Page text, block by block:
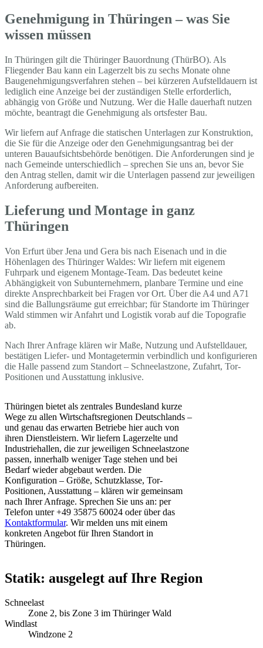
Genehmigung in Thüringen – was Sie
wissen müssen
In Thüringen gilt die Thüringer Bauordnung (ThürBO). Als
Fliegender Bau kann ein Lagerzelt bis zu sechs Monate ohne
Baugenehmigungsverfahren stehen – bei kürzeren Aufstelldauern ist
lediglich eine Anzeige bei der zuständigen Stelle erforderlich,
abhängig von Größe und Nutzung. Wer die Halle dauerhaft nutzen
möchte, beantragt die Genehmigung als ortsfester Bau.
Wir liefern auf Anfrage die statischen Unterlagen zur Konstruktion,
die Sie für die Anzeige oder den Genehmigungsantrag bei der
unteren Bauaufsichtsbehörde benötigen. Die Anforderungen sind je
nach Gemeinde unterschiedlich – sprechen Sie uns an, bevor Sie
den Antrag stellen, damit wir die Unterlagen passend zur jeweiligen
Anforderung aufbereiten.
Lieferung und Montage in ganz
Thüringen
Von Erfurt über Jena und Gera bis nach Eisenach und in die
Höhenlagen des Thüringer Waldes: Wir liefern mit eigenem
Fuhrpark und eigenem Montage-Team. Das bedeutet keine
Abhängigkeit von Subunternehmern, planbare Termine und eine
direkte Ansprechbarkeit bei Fragen vor Ort. Über die A4 und A71
sind die Ballungsräume gut erreichbar; für Standorte im Thüringer
Wald stimmen wir Anfahrt und Logistik vorab auf die Topografie
ab.
Nach Ihrer Anfrage klären wir Maße, Nutzung und Aufstelldauer,
bestätigen Liefer- und Montagetermin verbindlich und konfigurieren
die Halle passend zum Standort – Schneelastzone, Zufahrt, Tor-
Positionen und Ausstattung inklusive.
Thüringen bietet als zentrales Bundesland kurze
Wege zu allen Wirtschaftsregionen Deutschlands –
und genau das erwarten Betriebe hier auch von
ihren Dienstleistern. Wir liefern Lagerzelte und
Industriehallen, die zur jeweiligen Schneelastzone
passen, innerhalb weniger Tage stehen und bei
Bedarf wieder abgebaut werden. Die
Konfiguration – Größe, Schutzklasse, Tor-
Positionen, Ausstattung – klären wir gemeinsam
nach Ihrer Anfrage. Sprechen Sie uns an: per
Telefon unter +49 35875 60024 oder über das
Kontaktformular. Wir melden uns mit einem
konkreten Angebot für Ihren Standort in
Thüringen.
Statik: ausgelegt auf Ihre Region
Schneelast
Zone 2, bis Zone 3 im Thüringer Wald
Windlast
Windzone 2